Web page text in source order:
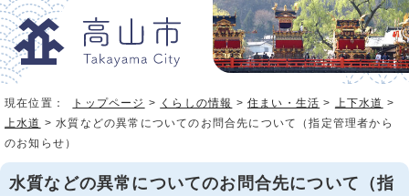
現在位置： トップページ > くらしの情報 >住まい・生活 > 上下水道 >
上水道 > 水質などの異常についてのお問合先について（指定管理者から
のお知らせ）
水質などの異常についてのお問合先について（指